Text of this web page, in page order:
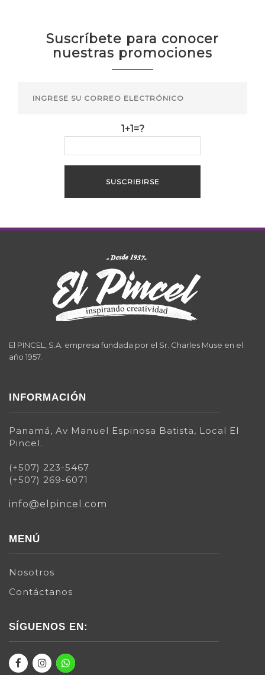
Suscríbete para conocer
nuestras promociones
1+1=?
El PINCEL, S.A. empresa fundada por el Sr. Charles Muse en el
año 1957.
INFORMACIÓN
Panamá, Av Manuel Espinosa Batista, Local El
Pincel.
(+507) 223-5467
(+507) 269-6071
info@elpincel.com
MENÚ
Nosotros
Contáctanos
SÍGUENOS EN: